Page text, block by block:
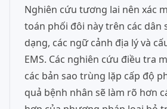
Nghiên cứu tương lai nên xác
toán phối đôi này trên các dân
dạng, các ngữ cảnh địa lý và
EMS. Các nghiên cứu điều tra
các bản sao trùng lặp cấp độ
quả bệnh nhân sẽ làm rõ hơn